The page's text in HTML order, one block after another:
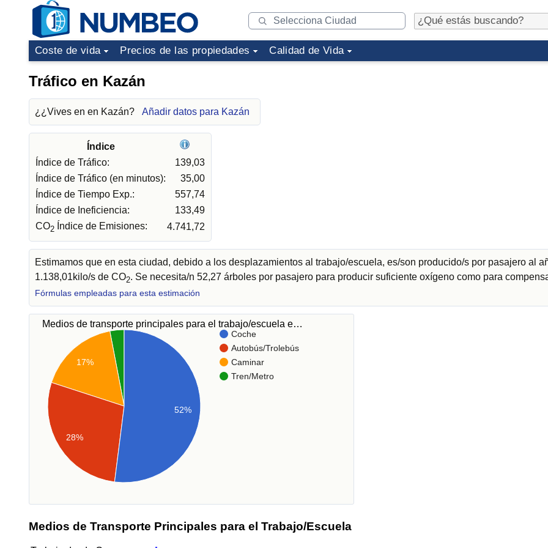
Coste de vida Precios de las propiedades Calidad de Vida
Tráfico en Kazán
¿¿Vives en en Kazán? Añadir datos para Kazán
Índice
Índice de Tráfico:
139,03
Índice de Tráfico (en minutos):
35,00
Índice de Tiempo Exp.:
557,74
Índice de Ineficiencia:
133,49
CO2 Índice de Emisiones: 4.741,72
Estimamos que en esta ciudad, debido a los desplazamientos al trabajo/escuela, es/son producido/s por pasajero al
1.138,01kilo/s de CO2. Se necesita/n 52,27 árboles por pasajero para producir suficiente oxígeno como para
Fórmulas empleadas para esta estimación
Medios de transporte principales para el trabajo/escuela e…
Coche
Autobús/Trolebús
Caminar
Tren/Metro
17%
28%
52%
Medios de Transporte Principales para el Trabajo/Escuela